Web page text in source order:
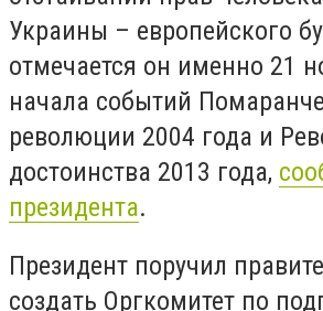
Украины – европейского
отмечается он именно 21
начала событий
революции 2004 года и
достоинства 2013 года,
президента.
Президент поручил
создать Оргкомитет по